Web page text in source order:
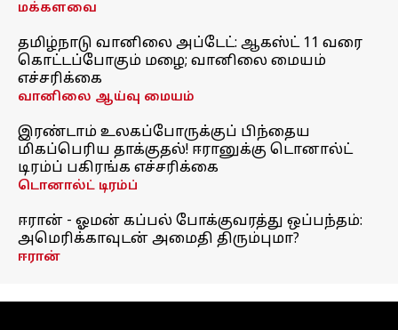
மக்களவை
தமிழ்நாடு வானிலை அப்டேட்: ஆகஸ்ட் 11 வரை
கொட்டப்போகும் மழை; வானிலை மையம்
எச்சரிக்கை
வானிலை ஆய்வு மையம்
இரண்டாம் உலகப்போருக்குப் பிந்தைய
மிகப்பெரிய தாக்குதல்! ஈரானுக்கு டொனால்ட்
டிரம்ப் பகிரங்க எச்சரிக்கை
டொனால்ட் டிரம்ப்
ஈரான் - ஓமன் கப்பல் போக்குவரத்து ஒப்பந்தம்:
அமெரிக்காவுடன் அமைதி திரும்புமா?
ஈரான்